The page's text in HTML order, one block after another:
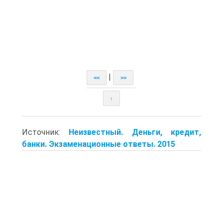
<< >>
↑
Источник: Неизвестный. Деньги, кредит,
банки. Экзаменационные ответы. 2015